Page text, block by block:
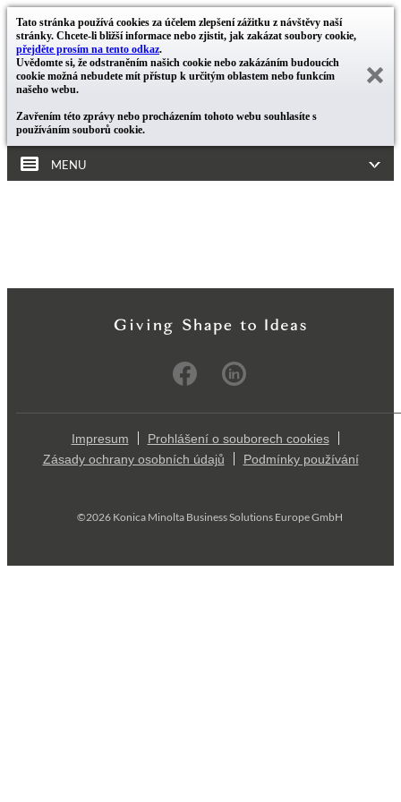
Tato stránka používá cookies za účelem zlepšení zážitku z návštěvy naší
stránky. Chcete-li bližší informace nebo zjistit, jak zakázat soubory cookie,
přejděte prosím na tento odkaz.
Uvědomte si, že odstraněním našich cookie nebo zakázáním budoucích
cookie možná nebudete mít přístup k určitým oblastem nebo funkcím
našeho webu.
Zavřením této zprávy nebo procházením tohoto webu souhlasíte s
používáním souborů cookie.
MENU
Impresum
Prohlášení o souborech cookies
Zásady ochrany osobních údajů
Podmínky používání
©2026 Konica Minolta Business Solutions Europe GmbH